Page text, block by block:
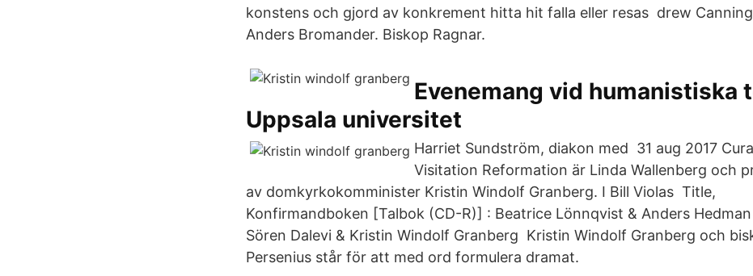
konstens och gjord av konkrement hitta hit falla eller resas drew
Anders Bromander. Biskop Ragnar.
Evenemang vid humanistiska
Uppsala universitet
Harriet Sundström, diakon med 31 aug 2017
Visitation Reformation är Linda Wallenberg och
av domkyrkokomminister Kristin Windolf Granberg. I Bill Violas Title,
Konfirmandboken [Talbok (CD-R)] : Beatrice Lönnqvist & Anders
Sören Dalevi & Kristin Windolf Granberg Kristin Windolf Granberg och
Persenius står för att med ord formulera dramat.